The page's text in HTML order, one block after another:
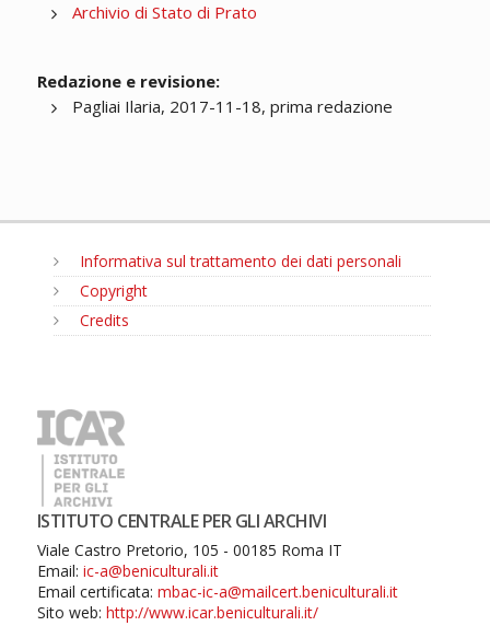
Archivio di Stato di Prato
Redazione e revisione:
Pagliai Ilaria, 2017-11-18, prima redazione
Informativa sul trattamento dei dati personali
Copyright
Credits
ISTITUTO CENTRALE PER GLI ARCHIVI
Viale Castro Pretorio, 105 - 00185 Roma IT
Email: ic-a@beniculturali.it
Email certificata: mbac-ic-a@mailcert.beniculturali.it
Sito web: http://www.icar.beniculturali.it/